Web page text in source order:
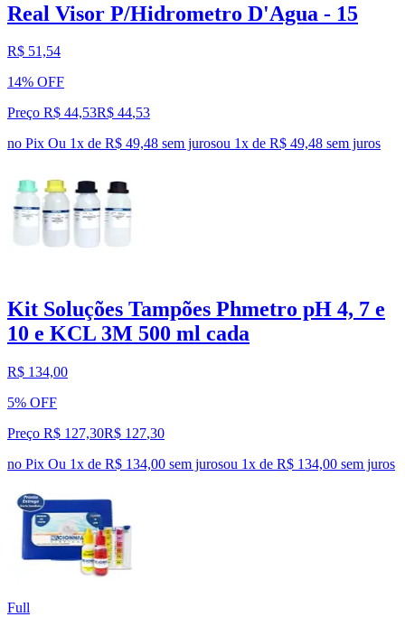
Real Visor P/Hidrometro D'Agua - 15
R$ 51,54
14% OFF
Preço R$ 44,53R$ 44,53
no Pix Ou 1x de R$ 49,48 sem jurosou 1x de R$ 49,48 sem juros
Kit Soluções Tampões Phmetro pH 4, 7 e
10 e KCL 3M 500 ml cada
R$ 134,00
5% OFF
Preço R$ 127,30R$ 127,30
no Pix Ou 1x de R$ 134,00 sem jurosou 1x de R$ 134,00 sem juros
Full